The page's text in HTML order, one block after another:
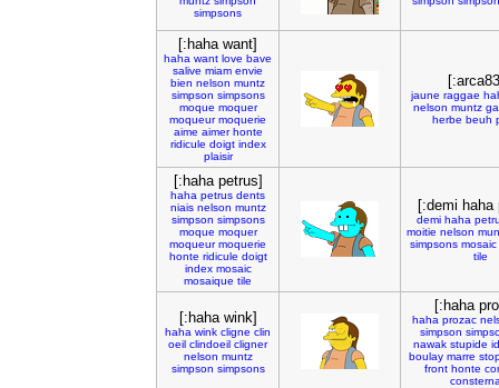
simpsons
[:haha want]
haha want love bave
salive miam envie
bien nelson muntz
simpson simpsons
moque moquer
moqueur moquerie
aime aimer honte
ridicule doigt index
plaisir
jaune raggae
nelson muntz
herbe beuh
[:haha petrus]
haha petrus dents
niais nelson muntz
simpson simpsons
moque moquer
moqueur moquerie
honte ridicule doigt
index mosaic
mosaique tile
[:demi haha
demi haha
moitie nelson
simpsons mosaic
tile
[:haha wink]
haha wink cligne clin
oeil clindoeil cligner
nelson muntz
simpson simpsons
[:haha
haha prozac
simpson
nawak stupide
boulay marre
front honte